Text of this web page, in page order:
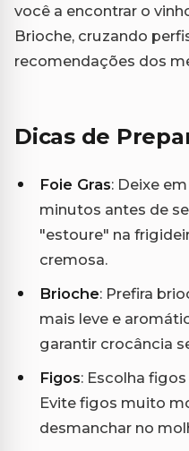
você a encontrar o
Brioche, cruzando
recomendações dos
Dicas de
Foie Gras: Deixe
minutos antes de
"estoure" na
cremosa.
Brioche: Prefira
mais leve e
garantir crocância
Figos: Escolha
Evite figos muito
desmanchar no